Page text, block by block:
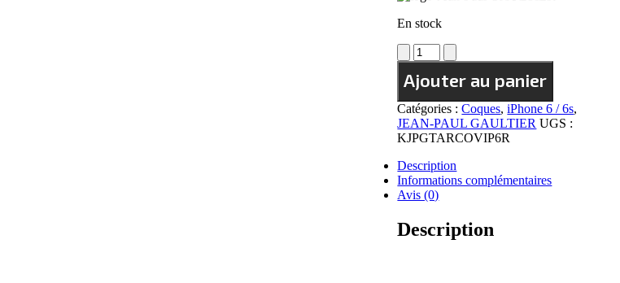
En stock
quantité
de
Coque
Jean
Paul
Gaultier
[Tartan
Rouge]
pour
iPhone
Ajouter au panier
Catégories :Coques,iPhone 6 / 6s,
JEAN-PAUL GAULTIER UGS :
KJPGTARCOVIP6R
Description
Informations complémentaires
Avis (0)
Description